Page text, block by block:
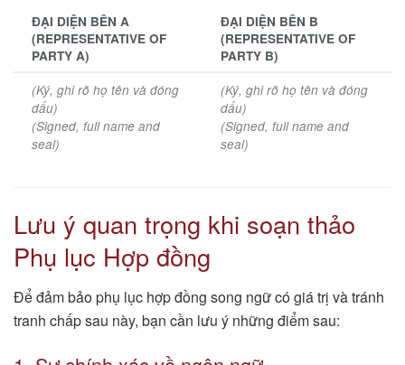
ĐẠI DIỆN BÊN A
(REPRESENTATIVE OF
PARTY A)
ĐẠI DIỆN BÊN B
(REPRESENTATIVE OF
PARTY B)
(Ký, ghi rõ họ tên và đóng
dấu)
(Signed, full name and
seal)
(Ký, ghi rõ họ tên và đóng
dấu)
(Signed, full name and
seal)
Lưu ý quan trọng khi soạn thảo
Phụ lục Hợp đồng
Để đảm bảo phụ lục hợp đồng song ngữ có giá trị và tránh
tranh chấp sau này, bạn cần lưu ý những điểm sau: